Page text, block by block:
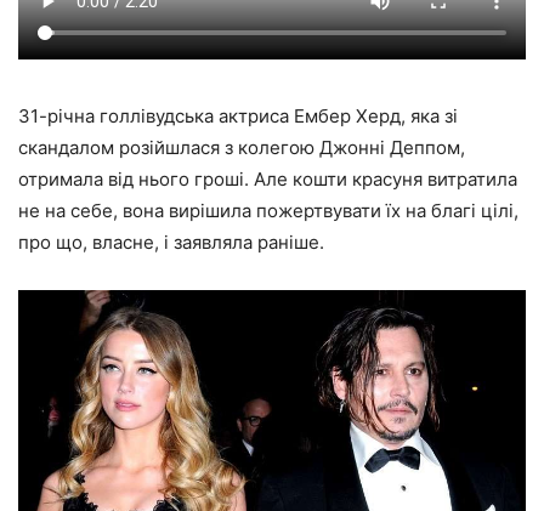
31-річна голлівудська актриса Ембер Херд, яка зі
скандалом розійшлася з колегою Джонні Деппом,
отримала від нього гроші. Але кошти красуня витратила
не на себе, вона вирішила пожертвувати їх на благі цілі,
про що, власне, і заявляла раніше.